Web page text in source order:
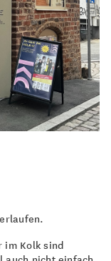
im Kolk sind